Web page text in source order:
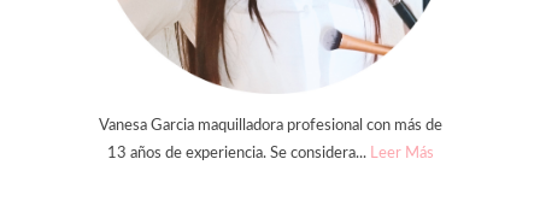
Vanesa Garcia maquilladora profesional con más de
13 años de experiencia. Se considera... Leer Más